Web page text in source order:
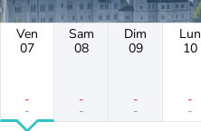
Ven
07
-
-
Sam
08
-
-
Dim
09
-
-
Lun
10
-
-